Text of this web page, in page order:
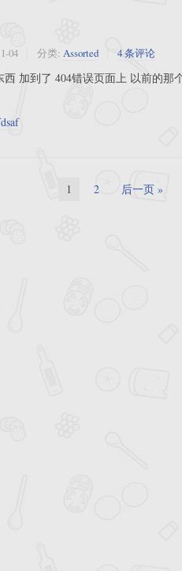
04 分类: Assorted 4 条评论
加到了 404错误页面上 以前的那
1 2 后一页 »